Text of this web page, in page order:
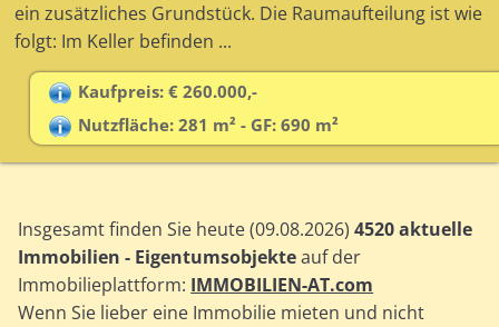
ein zusätzliches Grundstück. Die Raumaufteilung ist wie
folgt: Im Keller befinden ...
Kaufpreis: € 260.000,-
Nutzfläche: 281 m² - GF: 690 m²
Insgesamt finden Sie heute (09.08.2026)4520 aktuelle
Immobilien - Eigentumsobjekteauf der
Immobilieplattform: IMMOBILIEN-AT.com
Wenn Sie lieber eine Immobilie mieten und nicht